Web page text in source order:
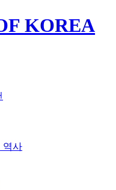
KOREA
역사